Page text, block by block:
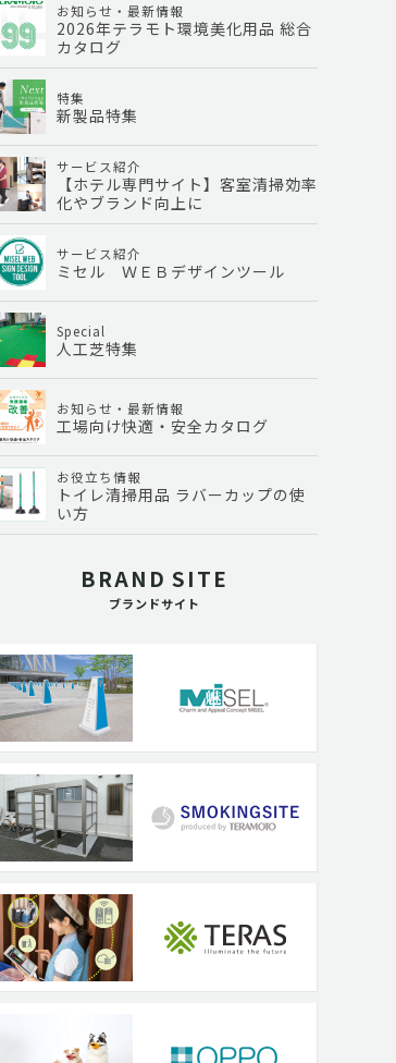
お知らせ・最新情報
2026年テラモト環境美化用品 総合
カタログ
特集
新製品特集
サービス紹介
【ホテル専門サイト】客室清掃効率
化やブランド向上に
サービス紹介
ミセル ＷＥＢデザインツール
Special
人工芝特集
お知らせ・最新情報
工場向け快適・安全カタログ
お役立ち情報
トイレ清掃用品 ラバーカップの使
い方
BRAND SITE
ブランドサイト